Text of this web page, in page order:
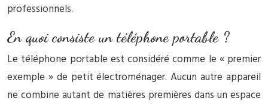
professionnels.
En quoi consiste un téléphone portable ?
Le téléphone portable est considéré comme le « premier
exemple » de petit électroménager. Aucun autre appareil
ne combine autant de matières premières dans un espace